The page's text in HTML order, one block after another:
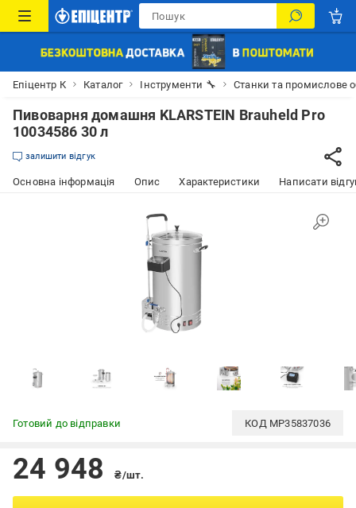
Епіцентр К Каталог Інструменти 🔧 Станки та промислове
Пивоварня домашня KLARSTEIN Brauheld Pro
10034586 30 л
залишити відгук
Основна інформація Опис Характеристики Написати
Готовий до відправки КОД MP35837036
24 948 ₴/шт.